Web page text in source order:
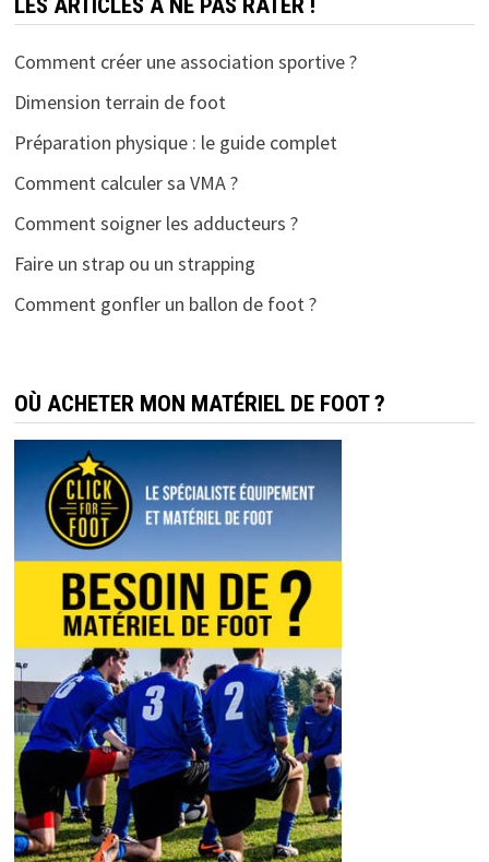
LES ARTICLES À NE PAS RATER !
Comment créer une association sportive ?
Dimension terrain de foot
Préparation physique : le guide complet
Comment calculer sa VMA ?
Comment soigner les adducteurs ?
Faire un strap ou un strapping
Comment gonfler un ballon de foot ?
OÙ ACHETER MON MATÉRIEL DE FOOT ?